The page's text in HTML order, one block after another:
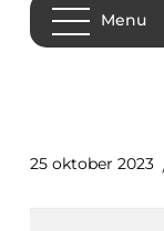
Menu
25 oktober 2023